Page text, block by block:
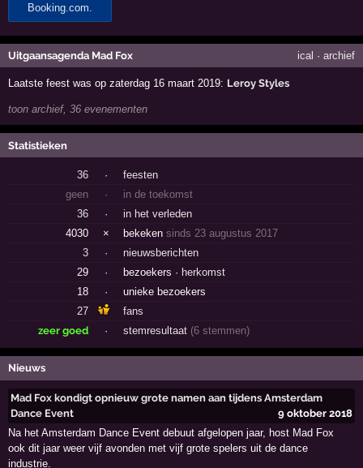
Uitgaansagenda Mad Fox ical · archief
Laatste feest was op zaterdag 16 maart 2019: Leroy Styles
toon archief, 36 evenementen
Statistieken
36 ·
feesten
geen
·
in de toekomst
36
·
in het verleden
4030
× bekekensinds 23 augustus 2017
3
·
nieuwsberichten
29
· bezoekers · herkomst
18
·
unieke bezoekers
27
fans
zeer goed
· stemresultaat (6 stemmen)
Nieuws
Mad Fox kondigt opnieuw grote namen aan tijdens Amsterdam
Dance Event
9 oktober 2018
Na het Amsterdam Dance Event debuut afgelopen jaar, host Mad Fox
ook dit jaar weer vijf avonden met vijf grote spelers uit de dance
industrie.